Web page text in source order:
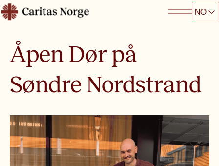
Hopp
tilCaritas
NO
Åpen Dør på
Søndre Nordstrand